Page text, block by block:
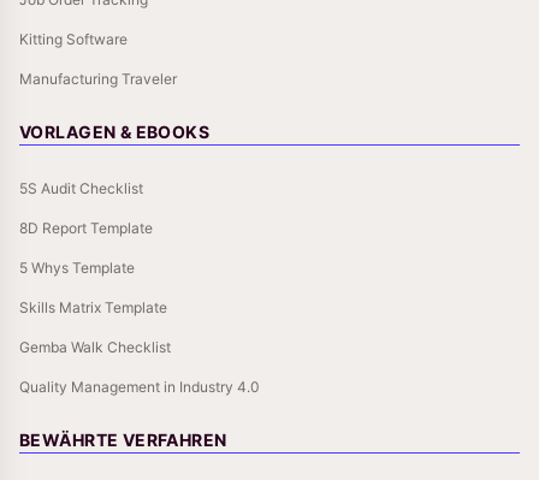
Kitting Software
Manufacturing Traveler
VORLAGEN & EBOOKS
5S Audit Checklist
8D Report Template
5 Whys Template
Skills Matrix Template
Gemba Walk Checklist
Quality Management in Industry 4.0
BEWÄHRTE VERFAHREN